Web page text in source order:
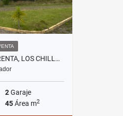
LOTE EN VENTA - RENTA, LOS CHILLOS, PINTAG, 630M2
2Garaje
45Área m2